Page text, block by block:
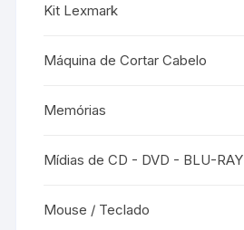
Kit Lexmark
Máquina de Cortar Cabelo
Memórias
Mídias de CD - DVD - BLU-RAY
Mouse / Teclado